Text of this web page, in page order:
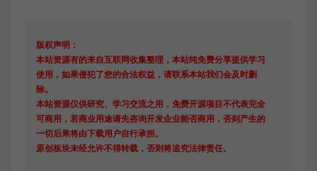
版权声明：
本站资源有的来自互联网收集整理，本站纯免费分享提供学习
使用，如果侵犯了您的合法权益，请联系本站我们会及时删
除。
本站资源仅供研究、学习交流之用，免费开源项目不代表完全
可商用，若商业用途请先咨询开发企业能否商用，否则产生的
一切后果将由下载用户自行承担。
原创板块未经允许不得转载，否则将追究法律责任。